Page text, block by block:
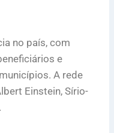
no país, com
e
A rede
Einstein, Sírio-